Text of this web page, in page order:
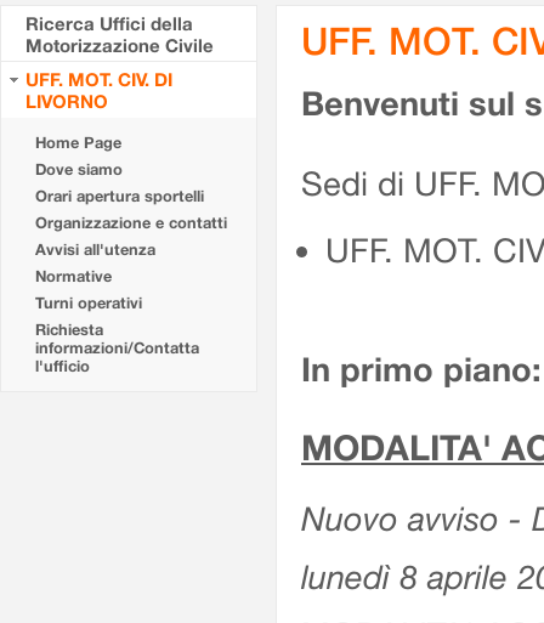
Ricerca Uffici della
Motorizzazione Civile
UFF. MOT. CIV. DI
LIVORNO
Home Page
Dove siamo
Orari apertura sportelli
Organizzazione e contatti
Avvisi all'utenza
Normative
Turni operativi
Richiesta
informazioni/Contatta
l'ufficio
UFF. MOT.
Benvenuti sul
Sedi di UFF.
UFF. MOT.
In primo piano:
MODALITA'
Nuovo avviso -
lunedì 8 aprile